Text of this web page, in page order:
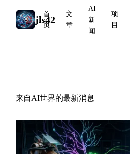
jls42
首
页
文
章
AI
新
闻
项
目
来自AI世界的最新消息